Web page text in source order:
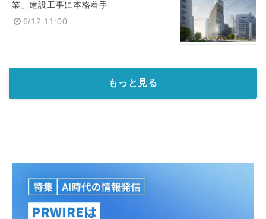
業」建設工事に本格着手
6/12 11:00
もっと見る